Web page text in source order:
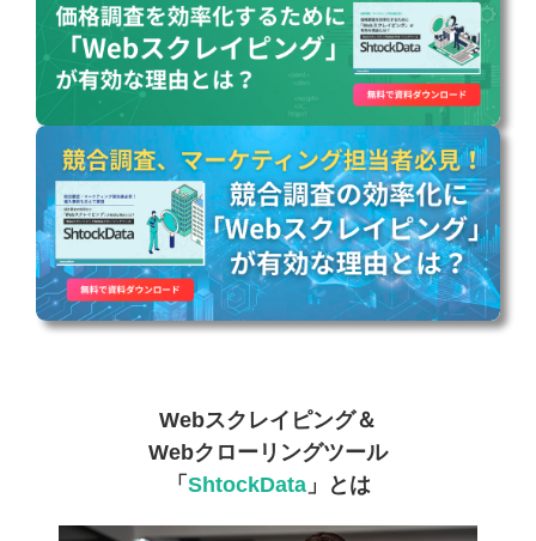
Webスクレイピング＆
Webクローリングツール
「 ShtockData」とは